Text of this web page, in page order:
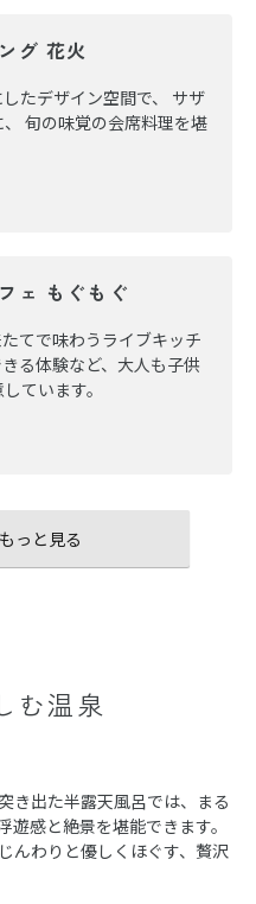
グ 花火
たデザイン空間で、 サザ
旬の味覚の会席料理を堪
ェ もぐもぐ
てで味わうライブキッチ
る体験など、大人も子供
ています。
っと見る
む温泉
き出た半露天風呂では、まる
感と絶景を堪能できます。
んわりと優しくほぐす、贅沢